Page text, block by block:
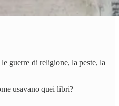
guerre di religione, la peste, la
usavano quei libri?